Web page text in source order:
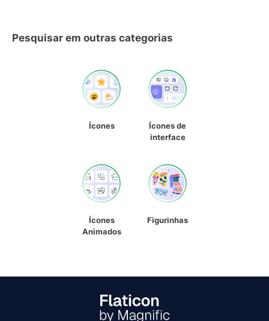
Pesquisar em outras categorias
Ícones
Ícones de
interface
Ícones
Animados
Figurinhas